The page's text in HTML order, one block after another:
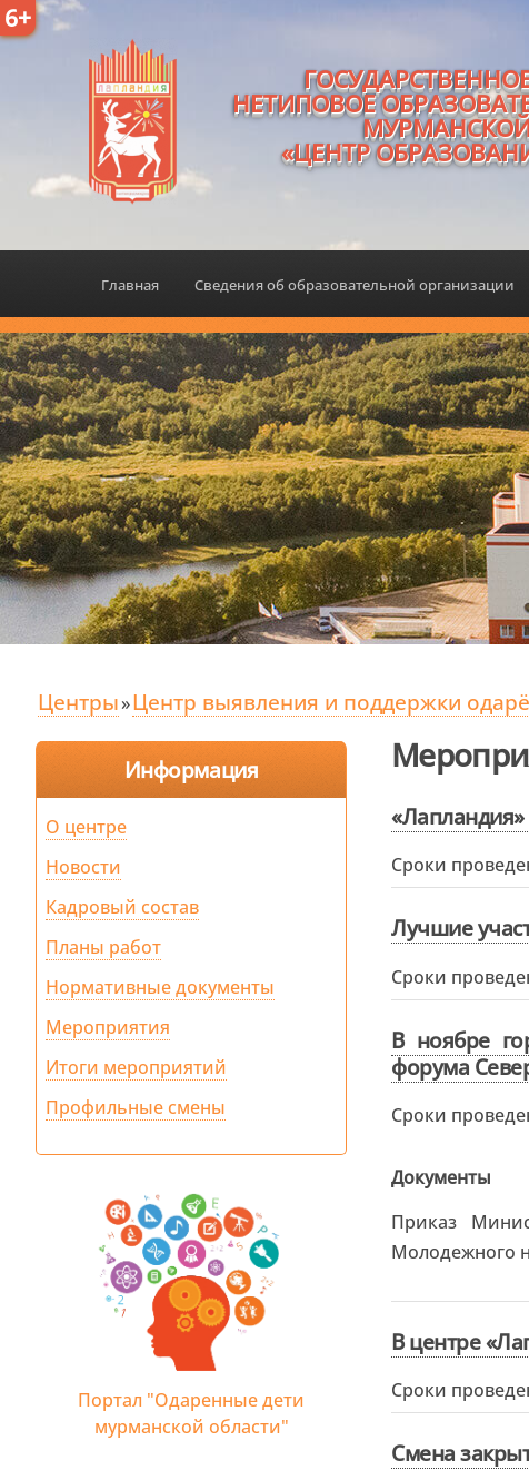
6+
НЕТИПОВОЕ
«ЦЕНТР
Главная Сведения об образовательной организации
Центры»Центр выявления и поддержки
Информация
О центре
Новости
Кадровый состав
Планы работ
Нормативные документы
Мероприятия
Итоги мероприятий
Профильные смены
Портал "Одаренные дети
мурманской области"
Сроки
Лучшие
Сроки
В ноябре
форума
Сроки
Документы
Приказ
Молодежного
В центре
Сроки
Смена